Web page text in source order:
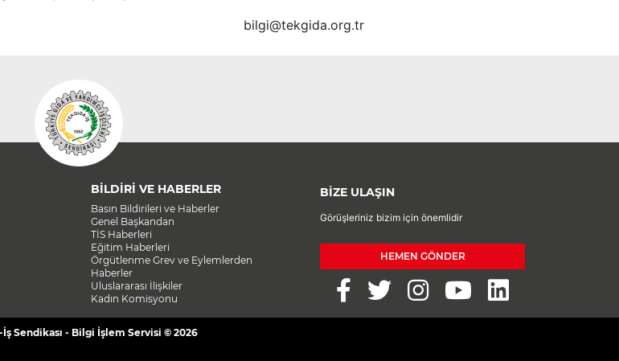
bilgi@tekgida.org.tr
BİLDİRİ VE HABERLER
Basın Bildirileri ve Haberler
Genel Başkandan
TİS Haberleri
Eğitim Haberleri
Örgütlenme Grev ve Eylemlerden
Haberler
Uluslararası İlişkiler
Kadın Komisyonu
BİZE ULAŞIN
Görüşleriniz bizim için önemlidir
HEMEN GÖNDER
İş Sendikası - Bilgi İşlem Servisi © 2026